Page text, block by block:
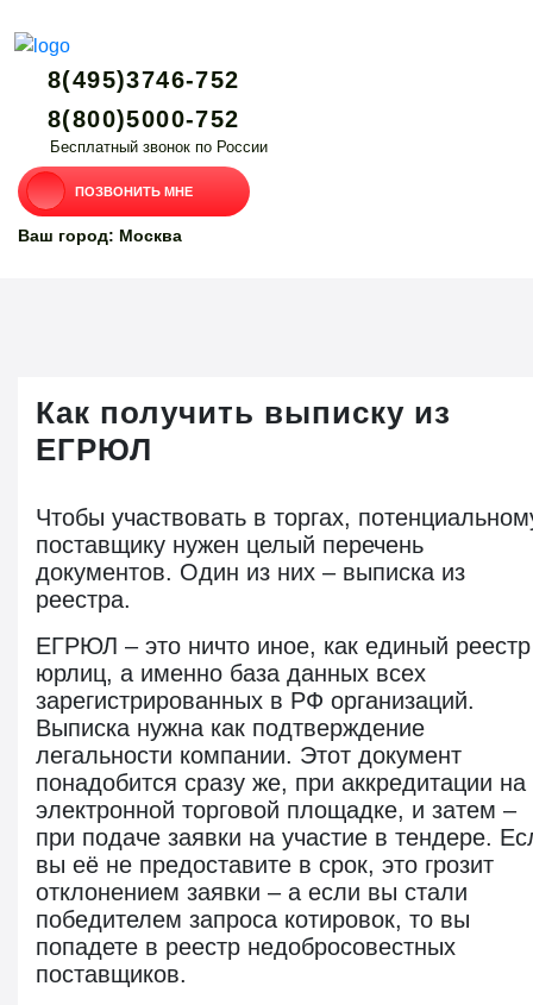
8(495)3746-752
8(800)5000-752
Бесплатный звонок по России
ПОЗВОНИТЬ МНЕ
Ваш город: Москва
Как получить выписку из
ЕГРЮЛ
Чтобы участвовать в торгах,
поставщику нужен целый перечень
документов. Один из них – выписка из
реестра.
ЕГРЮЛ – это ничто иное, как единый реестр
юрлиц, а именно база данных всех
зарегистрированных в РФ организаций.
Выписка нужна как подтверждение
легальности компании. Этот документ
понадобится сразу же, при аккредитации на
электронной торговой площадке, и затем –
при подаче заявки на участие в тендере.
вы её не предоставите в срок, это грозит
отклонением заявки – а если вы стали
победителем запроса котировок, то вы
попадете в реестр недобросовестных
поставщиков.